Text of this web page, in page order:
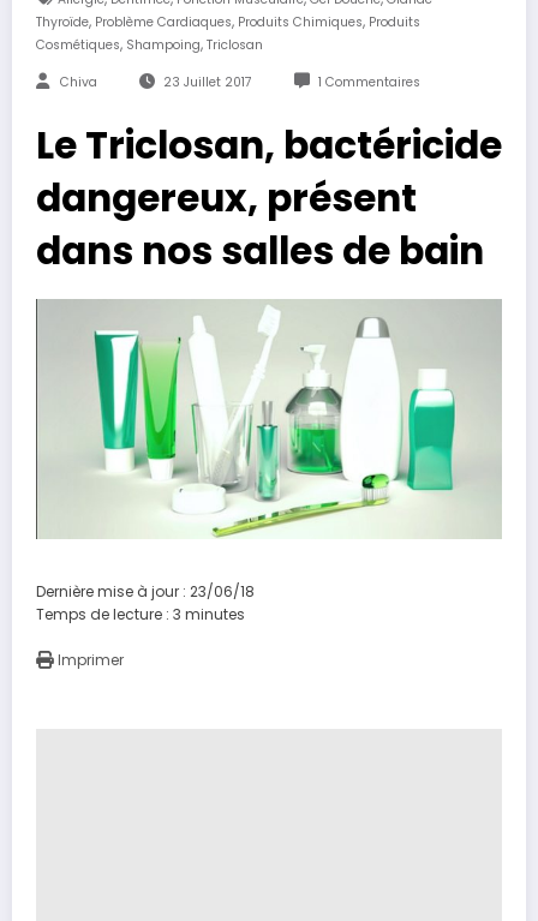
Thyroïde, Problème Cardiaques, Produits Chimiques, Produits
Cosmétiques, Shampoing, Triclosan
Chiva 23 Juillet 2017 1 Commentaires
Le Triclosan, bactéricide
dangereux, présent
dans nos salles de bain
Dernière mise à jour : 23/06/18
Temps de lecture : 3 minutes
Imprimer